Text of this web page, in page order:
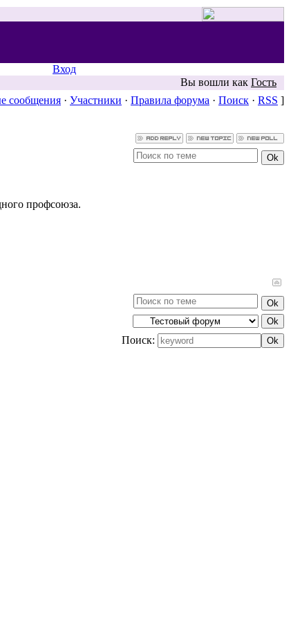
Вход
Вы вошли как Гость
сообщения · Участники · Правила форума · Поиск · RSS ]
профсоюза.
Поиск: